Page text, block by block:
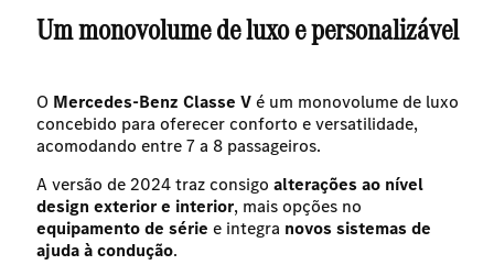
Um monovolume de luxo e personalizável
O Mercedes-Benz Classe Vé um monovolume de luxo
concebido para oferecer conforto e versatilidade,
acomodando entre 7 a 8 passageiros.
A versão de 2024 traz consigo alterações ao nível
design exterior e interior, mais opções no
equipamento de série e integra novos sistemas de
ajuda à condução.